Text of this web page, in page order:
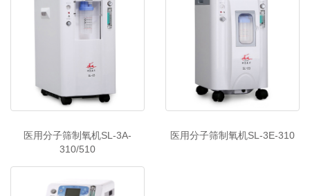
医用分子筛制氧机SL-3A-
310/510
医用分子筛制氧机SL-3E-310